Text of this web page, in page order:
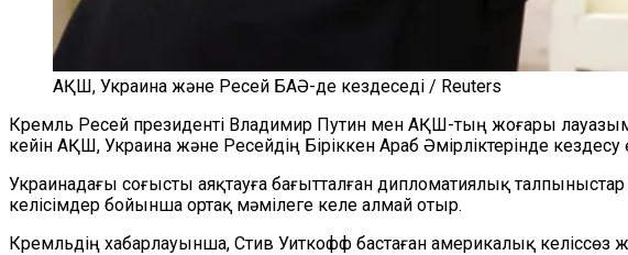
АҚШ, Украина және Ресей БАӘ-де кездеседі / Reuters
Кремль Ресей президенті Владимир Путин мен АҚШ-тың жоғары
кейін АҚШ, Украина және Ресейдің Біріккен Араб Әмірліктерінде кездесу
Украинадағы соғысты аяқтауға бағытталған дипломатиялық
келісімдер бойынша ортақ мәмілеге келе алмай отыр.
Кремльдің хабарлауынша, Стив Уиткофф бастаған америкалық келіссөз